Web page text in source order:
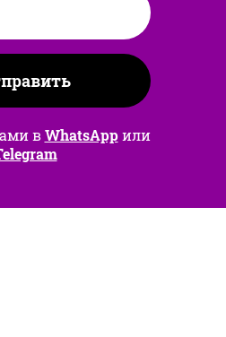
вWhatsAppили